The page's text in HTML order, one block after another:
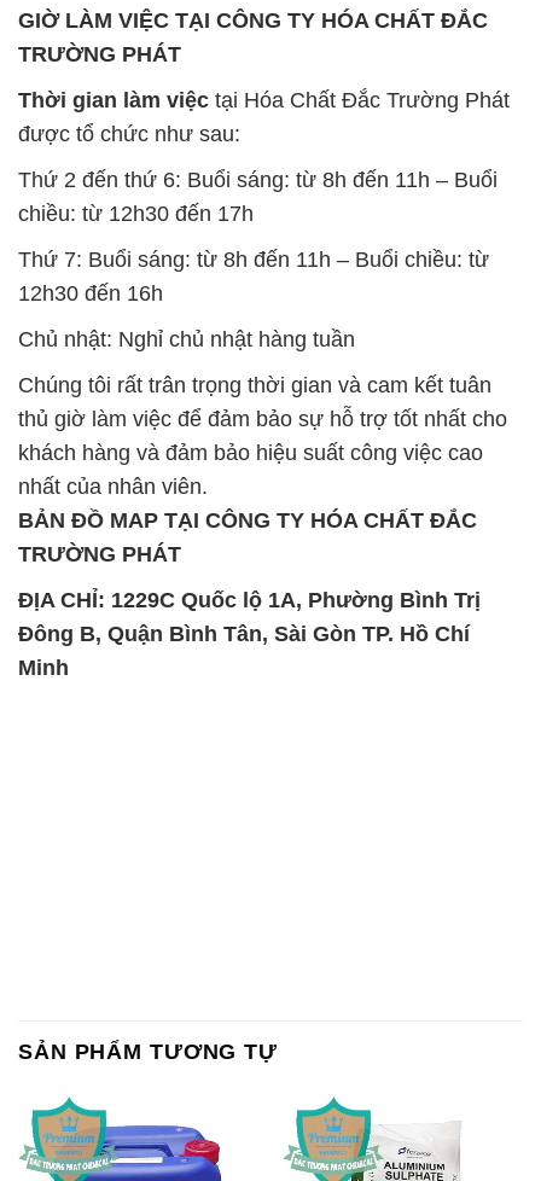
Thứ 2 đến thứ 6: Buổi sáng: từ 8h đến 11h – Buổi
chiều: từ 12h30 đến 17h
Thứ 7: Buổi sáng: từ 8h đến 11h – Buổi chiều: từ
12h30 đến 16h
Chủ nhật: Nghỉ chủ nhật hàng tuần
thủ giờ làm việc để đảm bảo sự hỗ trợ tốt nhất cho
khách hàng và đảm bảo hiệu suất công việc cao
nhất của nhân viên.
BẢN ĐỒ MAP TẠI CÔNG TY HÓA CHẤT ĐẮC
TRƯỜNG PHÁT
ĐỊA CHỈ: 1229C Quốc lộ 1A, Phường Bình Trị
Đông B, Quận Bình Tân, Sài Gòn TP. Hồ Chí
Minh